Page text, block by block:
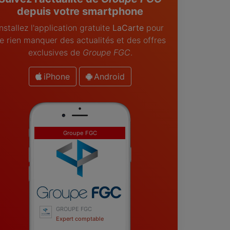
depuis votre smartphone
l'application gratuite LaCartepour
rien manquer des actualités et des offres
exclusives de Groupe FGC.
iPhone Android
Groupe FGC
GROUPE FGC
Expert comptable